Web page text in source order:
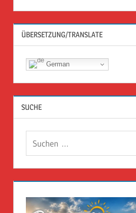
ÜBERSETZUNG/TRANSLATE
German
SUCHE